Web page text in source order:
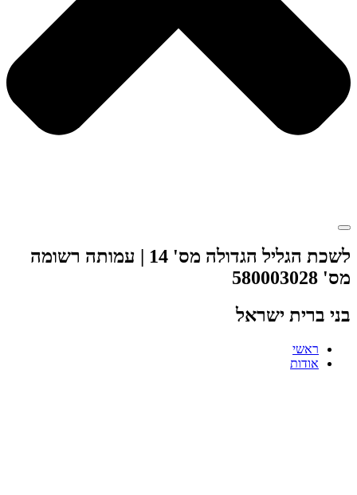
לשכת הגליל הגדולה מס' 14 | עמותה רשומה
מס' 580003028
בני ברית ישראל
ראשי
אודות